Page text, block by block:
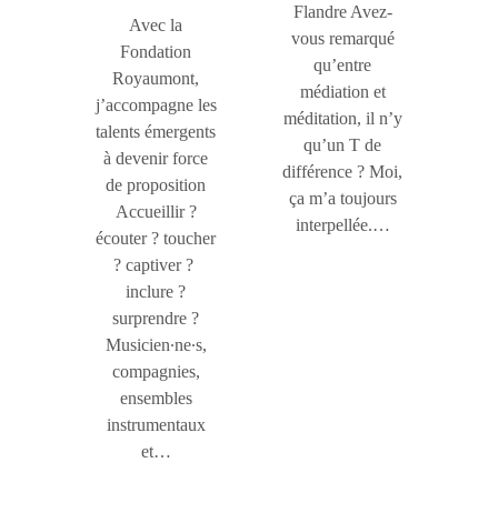
Avec la
Fondation
Royaumont,
j’accompagne les
talents émergents
à devenir force
de proposition
Accueillir ?
écouter ? toucher
? captiver ?
inclure ?
surprendre ?
Musicien∙ne∙s,
compagnies,
ensembles
instrumentaux
et…
Flandre Avez-
vous remarqué
qu’entre
médiation et
méditation, il n’y
qu’un T de
différence ? Moi,
ça m’a toujours
interpellée.…